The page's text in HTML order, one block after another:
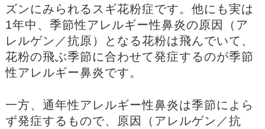
ズンにみられるスギ花粉症です。他にも実は
1年中、季節性アレルギー性鼻炎の原因（ア
レルゲン／抗原）となる花粉は飛んでいて、
花粉の飛ぶ季節に合わせて発症するのが季節
性アレルギー鼻炎です。
一方、通年性アレルギー性鼻炎は季節によら
ず発症するもので、原因（アレルゲン／抗